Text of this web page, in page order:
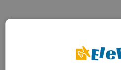
Motor & tilbehør
Tips en venn